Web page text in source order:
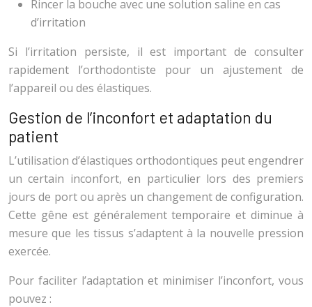
Rincer la bouche avec une solution saline en cas
d’irritation
Si l’irritation persiste, il est important de consulter
rapidement l’orthodontiste pour un ajustement de
l’appareil ou des élastiques.
Gestion de l’inconfort et adaptation du
patient
L’utilisation d’élastiques orthodontiques peut engendrer
un certain inconfort, en particulier lors des premiers
jours de port ou après un changement de configuration.
Cette gêne est généralement temporaire et diminue à
mesure que les tissus s’adaptent à la nouvelle pression
exercée.
Pour faciliter l’adaptation et minimiser l’inconfort, vous
pouvez :